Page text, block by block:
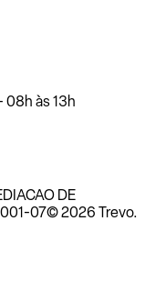
08h às 13h
DE
07© 2026 Trevo.